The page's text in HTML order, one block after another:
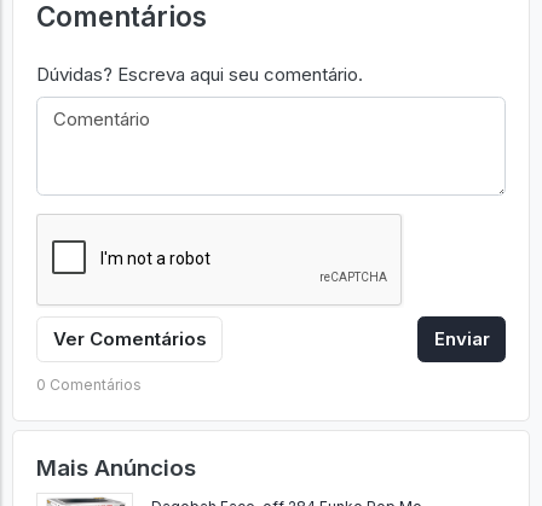
Comentários
Dúvidas? Escreva aqui seu comentário.
Ver Comentários Enviar
0 Comentários
Mais Anúncios